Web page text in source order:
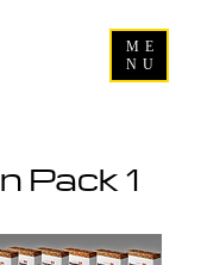
ME
NU
Pack 1